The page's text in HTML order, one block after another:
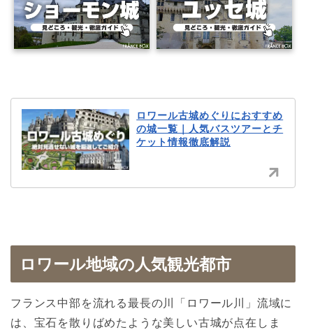
ロワール古城めぐりにおすすめ
の城一覧｜人気バスツアーとチ
ケット情報徹底解説
ロワール地域の人気観光都市
フランス中部を流れる最長の川「ロワール川」流域に
は、宝石を散りばめたような美しい古城が点在しま